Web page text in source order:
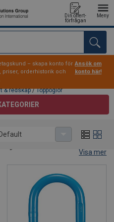
Din offert-
förfrågan
Meny
– skapa konto för
priser, orderhistorik och
Ansök om
konto här!
& redskap/Toppöglor
starkaste och mest
Sortimentet är anpassat för
med fokus på
livslängd. Våra lösningar gör
för varje applikation.
Visa mer
Default